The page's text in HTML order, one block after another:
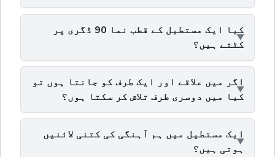
کیا ایک مستطیل کے قطب نما 90 ڈگری پر
کٹتے ہیں؟
اگر میں علاقے اور ایک طرف کو جانتا ہوں تو
کیا میں دوسری طرف تلاش کر سکتا ہوں؟
ایک مستطیل میں ہم آہنگی کی کتنی لائنیں
ہوتی ہیں؟